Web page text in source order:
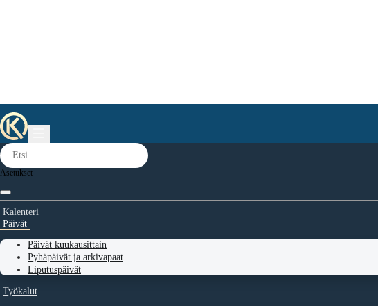
Asetukset
Kalenteri
Päivät
Päivät kuukausittain
Pyhäpäivät ja arkivapaat
Liputuspäivät
Työkalut